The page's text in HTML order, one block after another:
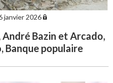
janvier 2026
Bazin et Arcado,
Banque populaire